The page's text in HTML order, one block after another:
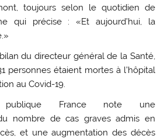
toujours selon le quotidien de
qui précise : «Et aujourd’hui, la
du directeur général de la Santé,
personnes étaient mortes à l’hôpital
au Covid-19.
publique France note une
nombre de cas graves admis en
et une augmentation des décès